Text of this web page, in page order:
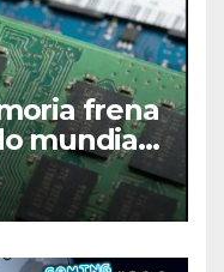
frena
mundial